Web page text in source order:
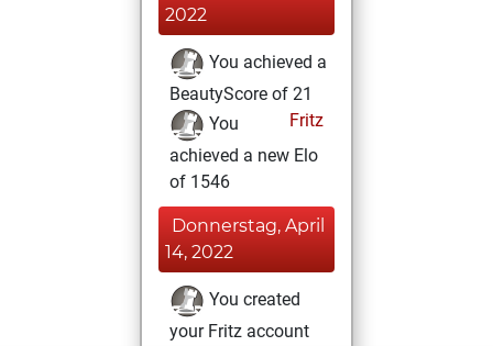
2022
You achieved a
BeautyScore of 21
Fritz
You
achieved a new Elo
of 1546
Donnerstag, April
14, 2022
You created
your Fritz account